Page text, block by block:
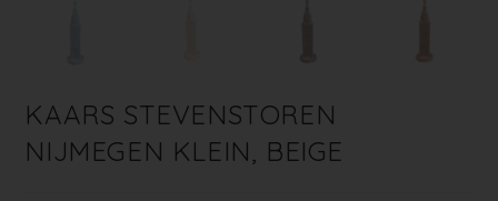
KAARS STEVENSTOREN
NIJMEGEN KLEIN, BEIGE